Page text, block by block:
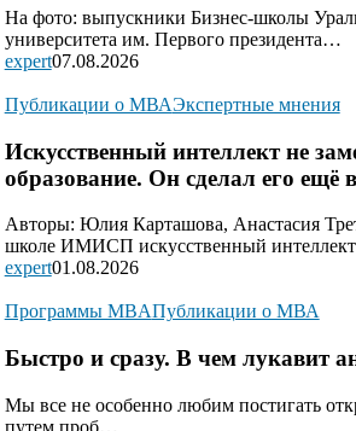
На фото: выпускники Бизнес-школы
университета им. Первого президента…
expert07.08.2026
Публикации о МВАЭкспертные мнения
Искусственный интеллект не
образование. Он сделал его ещё
Авторы: Юлия Карташова, Анастасия
школе ИМИСП искусственный
expert01.08.2026
Программы MBAПубликации о МВА
Быстро и сразу. В чем лукавит
Мы все не особенно любим постигать
путем проб…